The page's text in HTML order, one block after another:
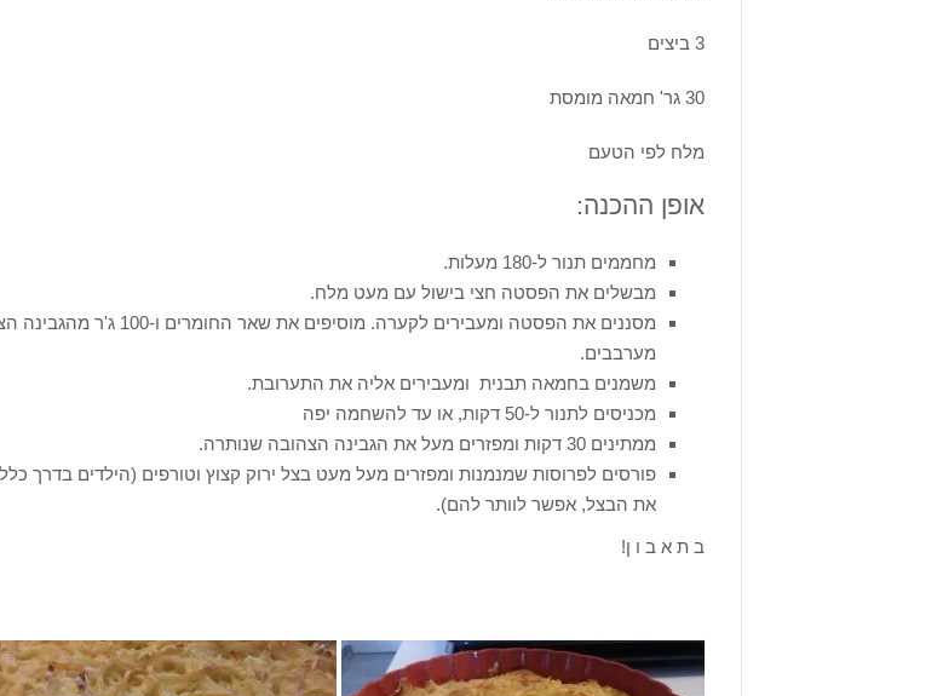
3 ביצים
30 גר' חמאה מומסת
מלח לפי הטעם
אופן ההכנה:
מחממים תנור ל-180 מעלות.
מבשלים את הפסטה חצי בישול עם מעט מלח.
מסננים את הפסטה ומעבירים לקערה. מוסיפים את שאר
מערבבים.
משמנים בחמאה תבנית ומעבירים אליה את התערובת.
מכניסים לתנור ל-50 דקות, או עד להשחמה יפה
ממתינים 30 דקות ומפזרים מעל את הגבינה הצהובה שנותרה.
פורסים לפרוסות שמנמנות ומפזרים מעל מעט בצל ירוק קצוץ וטורפים (הילדים בדרך
את הבצל, אפשר לוותר להם).
ב ת א ב ו ן!